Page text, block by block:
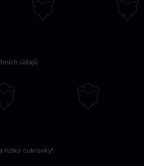
údajů
riziko cukrovky!